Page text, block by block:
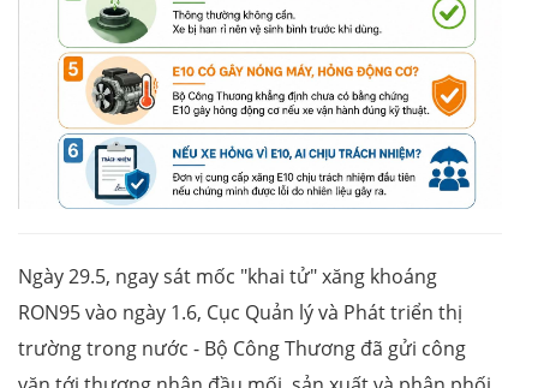
Ngày 29.5, ngay sát mốc "khai tử" xăng khoáng
RON95 vào ngày 1.6, Cục Quản lý và Phát triển thị
trường trong nước - Bộ Công Thương đã gửi công